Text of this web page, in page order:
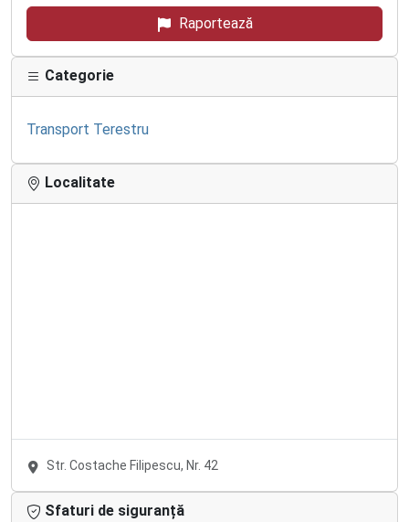
Raportează
Categorie
Transport Terestru
Localitate
Str. Costache Filipescu, Nr. 42
Sfaturi de siguranță